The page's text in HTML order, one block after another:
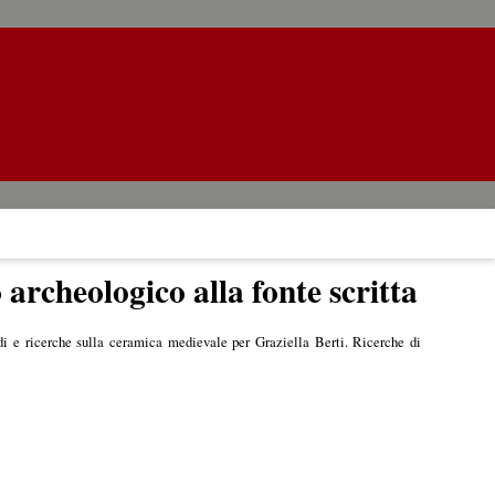
alla fonte scritta
e ricerche sulla ceramica medievale per Graziella Berti. Ricerche di